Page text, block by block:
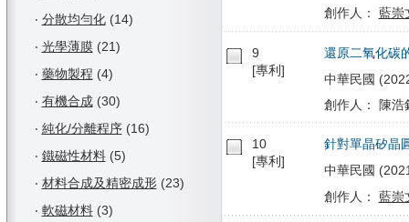
‧ 分散均勻化(14)
‧ 光學薄膜(21)
‧ 藥物製程 (4)
‧ 有機合成(30)
‧ 純化/分離程序(16)
‧ 鐵磁性材料(5)
‧ 材料合成及精密成形(23)
‧ 軟磁材料(3)
創作人： 藍崇
9
[專利]
還原二氧化碳
中華民國
創作人： 陳浩
10
[專利]
針對單晶矽晶
中華民國
創作人： 藍崇